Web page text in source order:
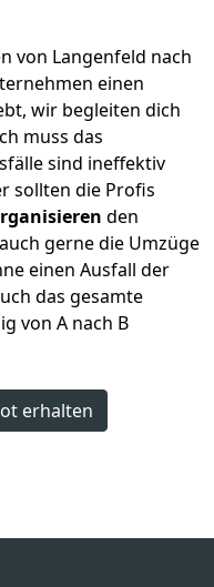
von Langenfeld nach
einen
wir begleiten dich
muss das
sind ineffektiv
sollten die Profis
den
gerne die Umzüge
einen Ausfall der
das gesamte
von A nach B
erhalten